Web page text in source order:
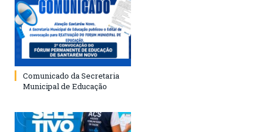
Comunicado da Secretaria
Municipal de Educação